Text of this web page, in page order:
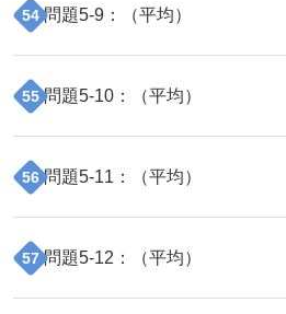
54 問題5-9 ：（平均）
55 問題5-10 ：（平均）
56 問題5-11 ：（平均）
57 問題5-12 ：（平均）